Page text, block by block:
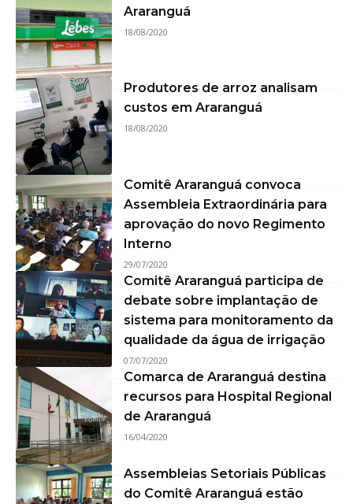
Araranguá
18/08/2020
Produtores de arroz analisam
custos em Araranguá
18/08/2020
Comitê Araranguá convoca
Assembleia Extraordinária para
aprovação do novo Regimento
Interno
29/07/2020
Comitê Araranguá participa de
debate sobre implantação de
sistema para monitoramento da
qualidade da água de irrigação
07/07/2020
Comarca de Araranguá destina
recursos para Hospital Regional
de Araranguá
16/04/2020
Assembleias Setoriais Públicas
do Comitê Araranguá estão